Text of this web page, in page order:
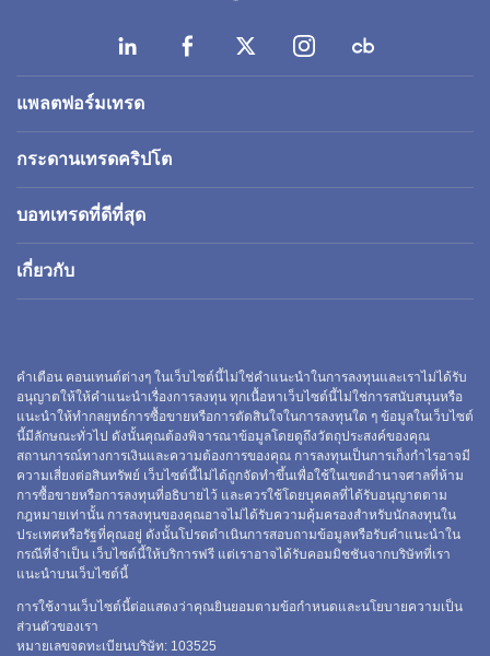
แพลตฟอร์มเทรด
กระดานเทรดคริปโต
บอทเทรดที่ดีที่สุด
เกี่ยวกับ
คำเตือน คอนเทนต์ต่างๆ ในเว็บไซต์นี้ไม่ใช่คำแนะนำในการลงทุนและเราไม่ได้รับ
อนุญาตให้ให้คำแนะนำเรื่องการลงทุน ทุกเนื้อหาเว็บไซต์นี้ไม่ใช่การสนับสนุนหรือ
แนะนำให้ทำกลยุทธ์การซื้อขายหรือการตัดสินใจในการลงทุนใด ๆ ข้อมูลในเว็บไซต์
นี้มีลักษณะทั่วไป ดังนั้นคุณต้องพิจารณาข้อมูลโดยดูถึงวัตถุประสงค์ของคุณ
สถานการณ์ทางการเงินและความต้องการของคุณ การลงทุนเป็นการเก็งกำไรอาจมี
ความเสี่ยงต่อสินทรัพย์ เว็บไซต์นี้ไม่ได้ถูกจัดทำขึ้นเพื่อใช้ในเขตอำนาจศาลที่ห้าม
การซื้อขายหรือการลงทุนที่อธิบายไว้ และควรใช้โดยบุคคลที่ได้รับอนุญาตตาม
กฎหมายเท่านั้น การลงทุนของคุณอาจไม่ได้รับความคุ้มครองสำหรับนักลงทุนใน
ประเทศหรือรัฐที่คุณอยู่ ดังนั้นโปรดดำเนินการสอบถามข้อมูลหรือรับคำแนะนำใน
กรณีที่จำเป็น เว็บไซต์นี้ให้บริการฟรี แต่เราอาจได้รับคอมมิชชันจากบริษัทที่เรา
แนะนำบนเว็บไซต์นี้
การใช้งานเว็บไซต์นี้ต่อแสดงว่าคุณยินยอมตามข้อกำหนดและนโยบายความเป็น
ส่วนตัวของเรา
หมายเลขจดทะเบียนบริษัท: 103525